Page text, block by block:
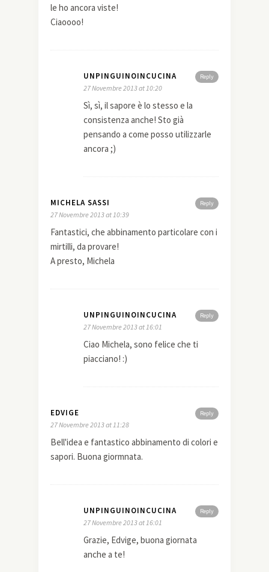
le ho ancora viste!
Ciaoooo!
Reply
UNPINGUINOINCUCINA
27 Novembre 2013 at 10:20
Sì, sì, il sapore è lo stesso e la
consistenza anche! Sto già
pensando a come posso utilizzarle
ancora ;)
Reply
MICHELA SASSI
27 Novembre 2013 at 10:39
Fantastici, che abbinamento particolare con i
mirtilli, da provare!
A presto, Michela
Reply
UNPINGUINOINCUCINA
27 Novembre 2013 at 16:01
Ciao Michela, sono felice che ti
piacciano! :)
Reply
EDVIGE
27 Novembre 2013 at 11:28
Bell'idea e fantastico abbinamento di colori e
sapori. Buona giormnata.
Reply
UNPINGUINOINCUCINA
27 Novembre 2013 at 16:01
Grazie, Edvige, buona giornata
anche a te!